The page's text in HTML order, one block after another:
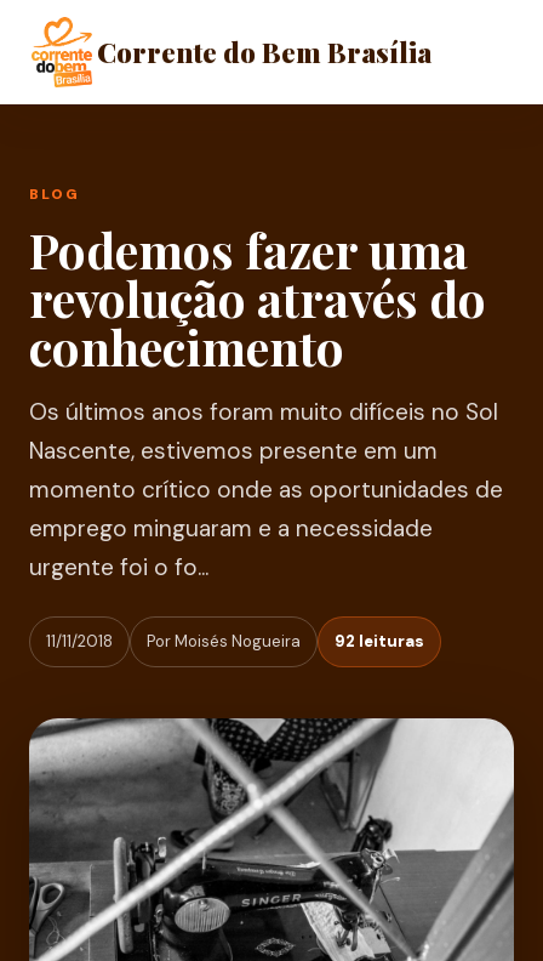
Corrente do Bem Brasília
BLOG
Podemos fazer uma
revolução através do
conhecimento
Os últimos anos foram muito difíceis no Sol
Nascente, estivemos presente em um
momento crítico onde as oportunidades de
emprego minguaram e a necessidade
urgente foi o fo...
11/11/2018 Por Moisés Nogueira 92 leituras